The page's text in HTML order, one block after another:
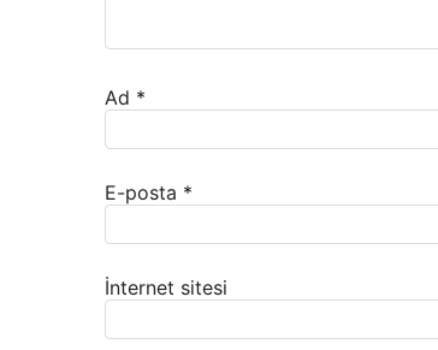
Ad *
E-posta *
İnternet sitesi